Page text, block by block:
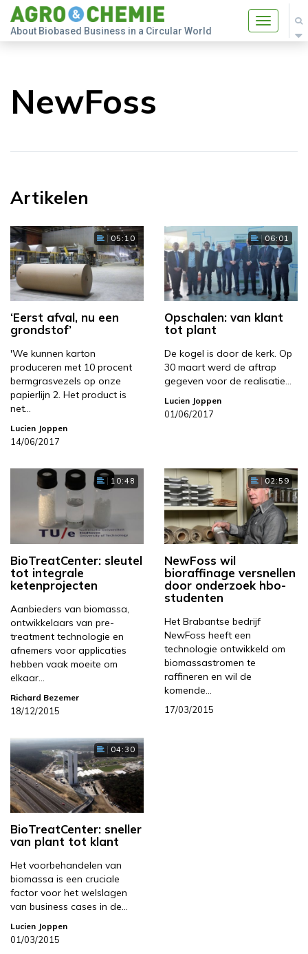
Toggle
About Biobased Business in a Circular World
NewFoss
Artikelen
05:10
‘Eerst afval, nu een
grondstof’
'We kunnen karton
produceren met 10 procent
bermgrasvezels op onze
papierlijn 2. Het product is
net…
Lucien Joppen
14/06/2017
06:01
Opschalen: van klant
tot plant
De kogel is door de kerk. Op
30 maart werd de aftrap
gegeven voor de realisatie…
Lucien Joppen
01/06/2017
10:48
BioTreatCenter: sleutel
tot integrale
ketenprojecten
Aanbieders van biomassa,
ontwikkelaars van pre-
treatment technologie en
afnemers voor applicaties
hebben vaak moeite om
elkaar…
Richard Bezemer
18/12/2015
02:59
NewFoss wil
bioraffinage versnellen
door onderzoek hbo-
studenten
Het Brabantse bedrijf
NewFoss heeft een
technologie ontwikkeld om
biomassastromen te
raffineren en wil de
komende…
17/03/2015
04:30
BioTreatCenter: sneller
van plant tot klant
Het voorbehandelen van
biomassa is een cruciale
factor voor het welslagen
van business cases in de…
Lucien Joppen
01/03/2015